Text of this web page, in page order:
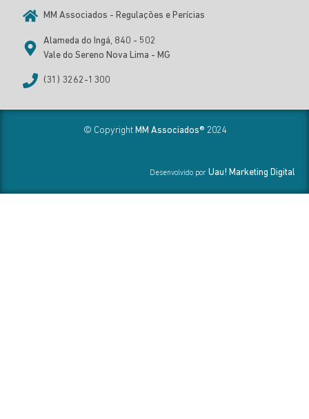
MM Associados - Regulações e Perícias
Alameda do Ingá, 840 - 502
Vale do Sereno Nova Lima - MG
(31) 3262-1300
© Copyright MM Associados® 2024
Desenvolvido por Uau! Marketing Digital